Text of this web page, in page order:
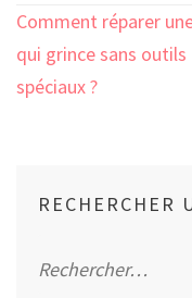
Navigation
de
l’article
Comment réparer
qui grince sans outils
spéciaux ?
RECHERCHER